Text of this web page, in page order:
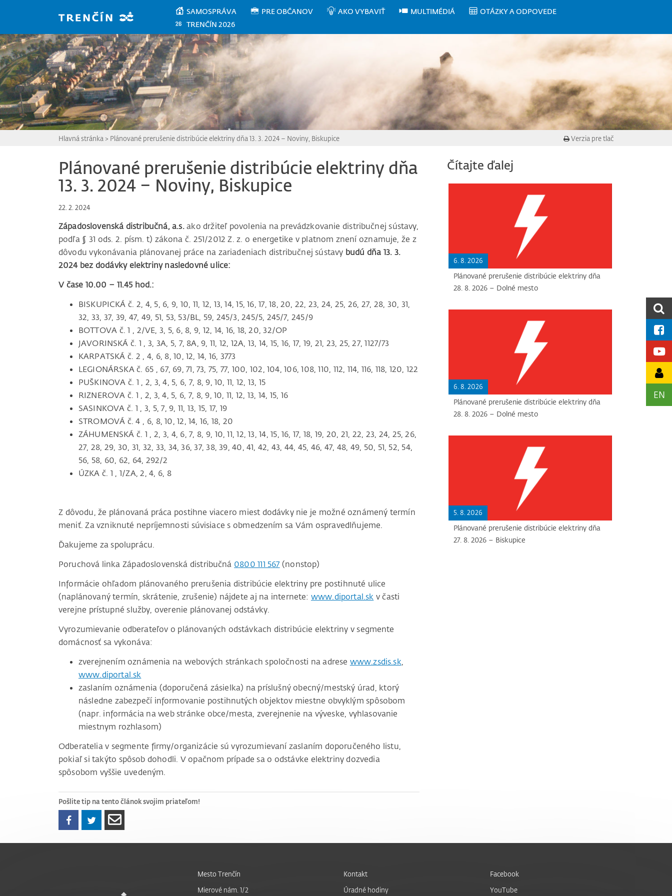
SAMOSPRÁVA PRE OBČANOV AKO VYBAVIŤ MULTIMÉDIÁ
OTÁZKY A ODPOVEDE
TRENČÍN 2026
EN
Hlavná stránka > Plánované prerušenie distribúcie elektriny dňa 13. 3. 2024 – Noviny, Biskupice Verzia pre tlač
Plánované prerušenie distribúcie elektriny dňa
13. 3. 2024 – Noviny, Biskupice
22. 2. 2024
Západoslovenská distribučná, a.s.ako držiteľ povolenia na prevádzkovanie distribučnej sústavy,
podľa § 31 ods. 2. písm. t) zákona č. 251/2012 Z. z. o energetike v platnom znení oznamuje, že z
dôvodu vykonávania plánovanej práce na zariadeniach distribučnej sústavy budú dňa 13. 3.
2024 bez dodávky elektriny nasledovné ulice:
V čase 10.00 – 11.45 hod.:
BISKUPICKÁ č. 2, 4, 5, 6, 9, 10, 11, 12, 13, 14, 15, 16, 17, 18, 20, 22, 23, 24, 25, 26, 27, 28, 30, 31,
32, 33, 37, 39, 47, 49, 51, 53, 53/BL, 59, 245/3, 245/5, 245/7, 245/9
BOTTOVA č. 1 , 2/VE, 3, 5, 6, 8, 9, 12, 14, 16, 18, 20, 32/OP
JAVORINSKÁ č. 1 , 3, 3A, 5, 7, 8A, 9, 11, 12, 12A, 13, 14, 15, 16, 17, 19, 21, 23, 25, 27, 1127/73
KARPATSKÁ č. 2 , 4, 6, 8, 10, 12, 14, 16, 3773
LEGIONÁRSKA č. 65 , 67, 69, 71, 73, 75, 77, 100, 102, 104, 106, 108, 110, 112, 114, 116, 118, 120, 122
PUŠKINOVA č. 1 , 2, 3, 4, 5, 6, 7, 8, 9, 10, 11, 12, 13, 15
RIZNEROVA č. 1 , 2, 3, 4, 5, 6, 7, 8, 9, 10, 11, 12, 13, 14, 15, 16
SASINKOVA č. 1 , 3, 5, 7, 9, 11, 13, 15, 17, 19
STROMOVÁ č. 4 , 6, 8, 10, 12, 14, 16, 18, 20
ZÁHUMENSKÁ č. 1 , 2, 3, 4, 6, 7, 8, 9, 10, 11, 12, 13, 14, 15, 16, 17, 18, 19, 20, 21, 22, 23, 24, 25, 26,
27, 28, 29, 30, 31, 32, 33, 34, 36, 37, 38, 39, 40, 41, 42, 43, 44, 45, 46, 47, 48, 49, 50, 51, 52, 54,
56, 58, 60, 62, 64, 292/2
ÚZKA č. 1 , 1/ZA, 2, 4, 6, 8
Z dôvodu, že plánovaná práca postihne viacero miest dodávky nie je možné oznámený termín
meniť. Za vzniknuté nepríjemnosti súvisiace s obmedzením sa Vám ospravedlňujeme.
Ďakujeme za spoluprácu.
Poruchová linka Západoslovenská distribučná 0800 111 567 (nonstop)
Informácie ohľadom plánovaného prerušenia distribúcie elektriny pre postihnuté ulice
(naplánovaný termín, skrátenie, zrušenie) nájdete aj na internete: www.diportal.sk v časti
verejne prístupné služby, overenie plánovanej odstávky.
Vyrozumievanie odberateľov o plánovaných odstávkach distribúcie elektriny v segmente
domácnosť sa vykonáva:
zverejnením oznámenia na webových stránkach spoločnosti na adrese www.zsdis.sk,
www.diportal.sk
zaslaním oznámenia (doporučená zásielka) na príslušný obecný/mestský úrad, ktorý
následne zabezpečí informovanie postihnutých objektov miestne obvyklým spôsobom
(napr. informácia na web stránke obce/mesta, zverejnenie na výveske, vyhlasovanie
miestnym rozhlasom)
Odberatelia v segmente firmy/organizácie sú vyrozumievaní zaslaním doporučeného listu,
pokiaľ si takýto spôsob dohodli. V opačnom prípade sa o odstávke elektriny dozvedia
spôsobom vyššie uvedeným.
Pošlite tip na tento článok svojim priateľom!
Čítajte ďalej
6. 8. 2026
Plánované prerušenie distribúcie elektriny dňa
28. 8. 2026 – Dolné mesto
6. 8. 2026
Plánované prerušenie distribúcie elektriny dňa
28. 8. 2026 – Dolné mesto
5. 8. 2026
Plánované prerušenie distribúcie elektriny dňa
27. 8. 2026 – Biskupice
Mesto Trenčín
Mierové nám. 1/2
Kontakt
Úradné hodiny
Facebook
YouTube